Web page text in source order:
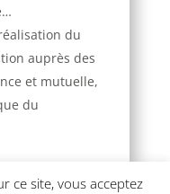
du
auprès des
et mutuelle,
du
ce site, vous acceptez